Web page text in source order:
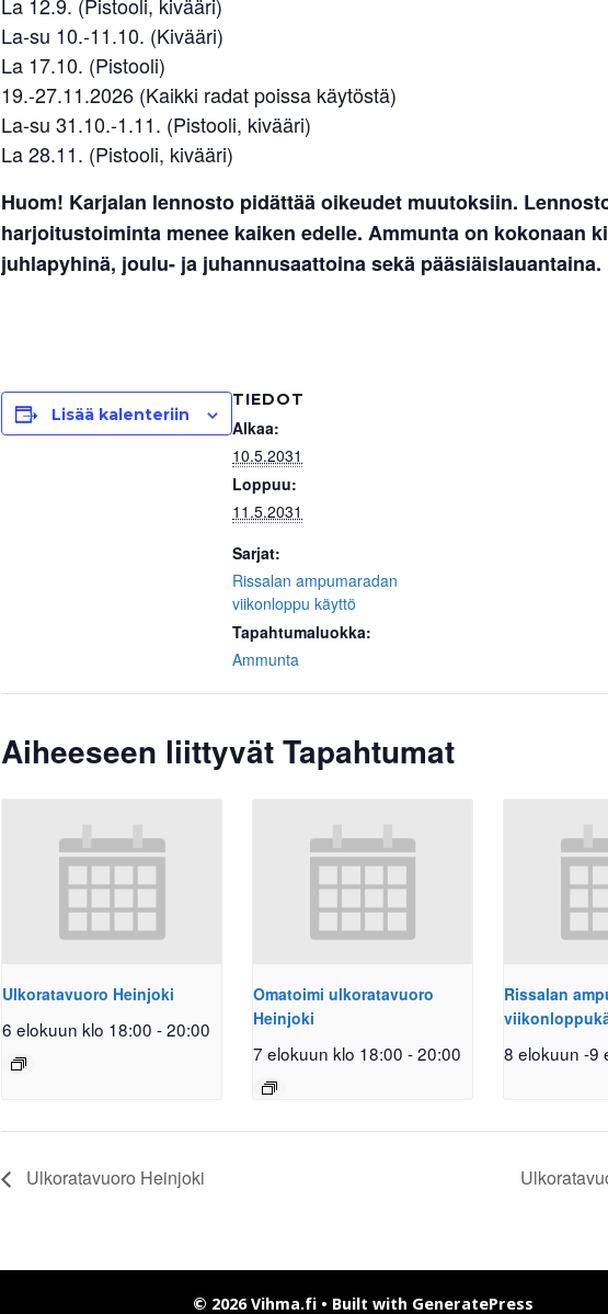
La-su 10.-11.10. (Kivääri)
La 17.10. (Pistooli)
19.-27.11.2026 (Kaikki radat poissa käytöstä)
La-su 31.10.-1.11. (Pistooli, kivääri)
La 28.11. (Pistooli, kivääri)
Huom! Karjalan lennosto pidättää oikeudet muutoksiin.
harjoitustoiminta menee kaiken edelle. Ammunta on kokonaan
juhlapyhinä, joulu- ja juhannusaattoina sekä pääsiäislauantaina.
Lisää kalenteriin
TIEDOT
Alkaa:
10.5.2031
Loppuu:
11.5.2031
Sarjat:
Rissalan ampumaradan
viikonloppu käyttö
Tapahtumaluokka:
Ammunta
Aiheeseen liittyvät Tapahtumat
Ulkoratavuoro Heinjoki
6 elokuun klo 18:00 -20:00
Omatoimi ulkoratavuoro
Heinjoki
7 elokuun klo 18:00 -20:00
Rissalan
8 elokuun -9
Ulkoratavuoro Heinjoki
© 2026 Vihma.fi• Built with GeneratePress